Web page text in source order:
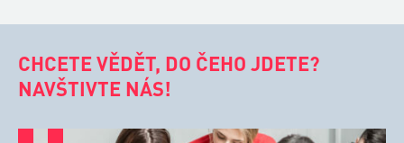
CHCETE VĚDĚT, DO ČEHO JDETE?
NAVŠTIVTE NÁS!